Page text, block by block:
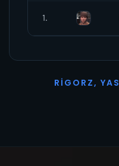
1.
R I G O R Z, YAS